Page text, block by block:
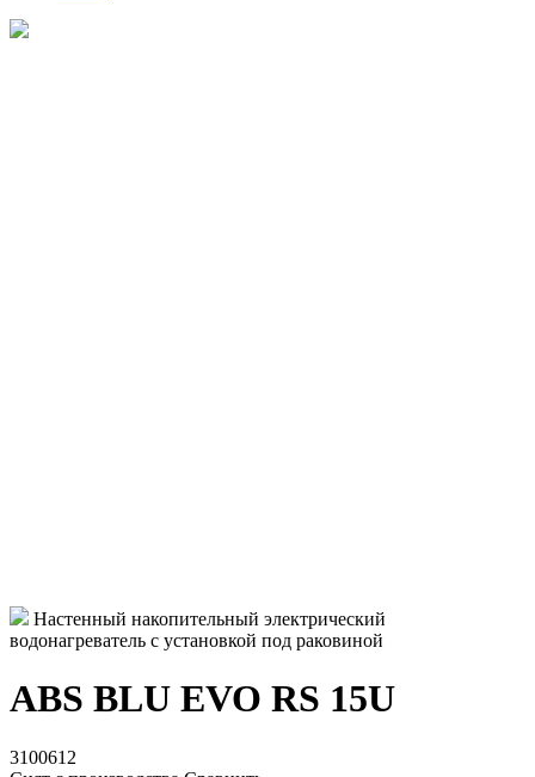
Настенный накопительный электрический
водонагреватель с установкой под раковиной
ABS BLU EVO RS 15U
3100612